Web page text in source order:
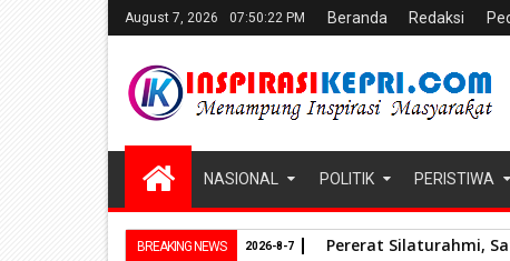
August 7, 2026 07:50:23 PM Beranda Redaksi
NASIONAL POLITIK PERISTIWA
BREAKING NEWS Pererat Silaturahmi,
2026-8-7